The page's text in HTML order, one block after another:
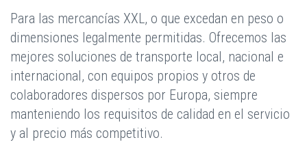
Para las mercancías XXL, o que excedan en peso o
dimensiones legalmente permitidas. Ofrecemos las
mejores soluciones de transporte local, nacional e
internacional, con equipos propios y otros de
colaboradores dispersos por Europa, siempre
manteniendo los requisitos de calidad en el servicio
y al precio más competitivo.